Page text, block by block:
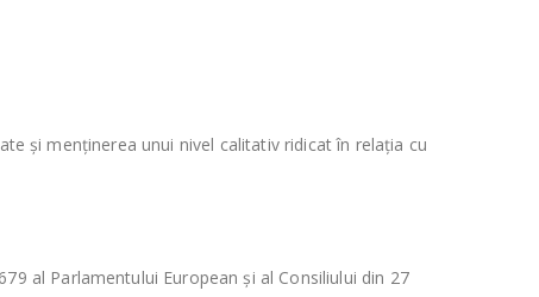
și menținerea unui nivel calitativ ridicat în relația cu
al Parlamentului European și al Consiliului din 27